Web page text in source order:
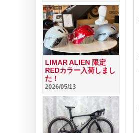
LIMAR ALIEN 限定
REDカラー入荷しまし
た！
2026/05/13